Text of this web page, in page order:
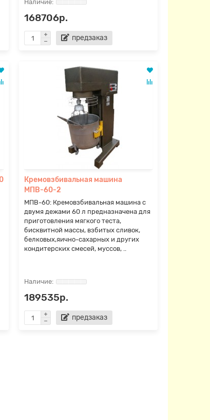
168706р.
предзаказ
Кремовзбивальная машина
МПВ-60-2
МПВ-60: Кремовзбивальная машина с
двумя дежами 60 л предназначена для
приготовления мягкого теста,
бисквитной массы, взбитых сливок,
белковых,яично-сахарных и других
кондитерских смесей, муссов, ..
189535р.
предзаказ